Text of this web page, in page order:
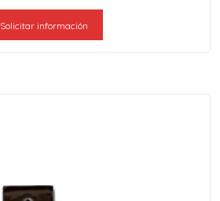
Solicitar información